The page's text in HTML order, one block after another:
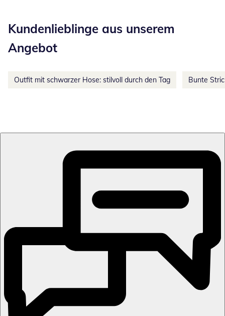
Kundenlieblinge aus unserem
Angebot
Outfit mit schwarzer Hose: stilvoll durch den Tag Bunte